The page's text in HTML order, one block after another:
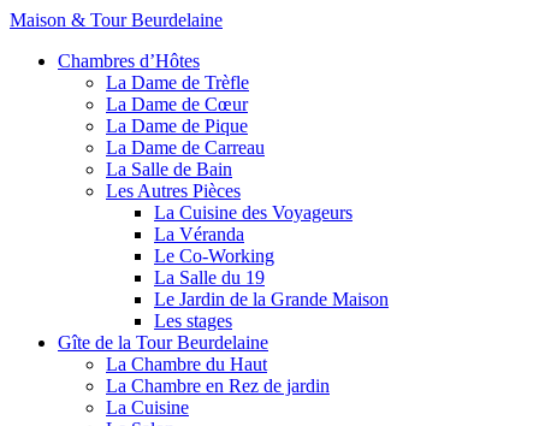
Maison & Tour Beurdelaine
Chambres d’Hôtes
La Dame de Trèfle
La Dame de Cœur
La Dame de Pique
La Dame de Carreau
La Salle de Bain
Les Autres Pièces
La Cuisine des Voyageurs
La Véranda
Le Co-Working
La Salle du 19
Le Jardin de la Grande Maison
Les stages
Gîte de la Tour Beurdelaine
La Chambre du Haut
La Chambre en Rez de jardin
La Cuisine